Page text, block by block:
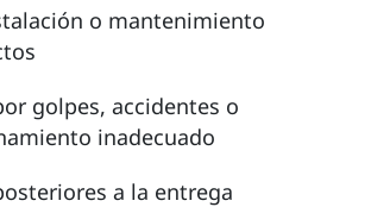
o mantenimiento
golpes, accidentes o
inadecuado
a la entrega